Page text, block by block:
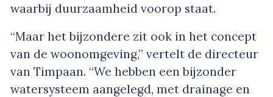
waarbij duurzaamheid voorop staat.
“Maar het bijzondere zit ook in het concept
van de woonomgeving,” vertelt de directeur
van Timpaan. “We hebben een bijzonder
watersysteem aangelegd, met drainage en